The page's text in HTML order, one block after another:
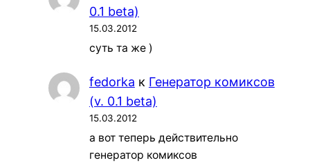
0.1 beta)
15.03.2012
суть та же )
fedorka к Генератор комиксов
(v. 0.1 beta)
15.03.2012
а вот теперь действительно
генератор комиксов